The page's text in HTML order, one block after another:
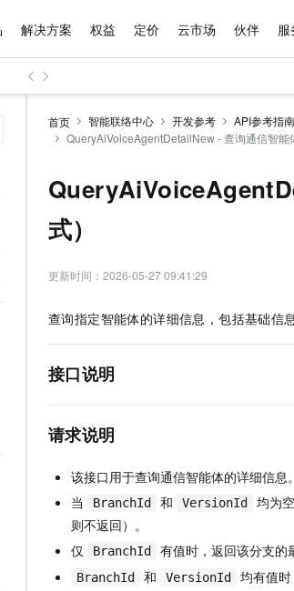
解决方案 权益 定价 云市场 伙伴 服
首页 智能联络中心 开发参考 API参考指南
QueryAiVoiceAgentDetailNew - 查询通信智能
式）
更新时间： 2026-05-27 09:41:29
查询指定智能体的详细信息，包括基础信
接口说明
请求说明
该接口用于查询通信智能体的详细信息。
当
BranchId 和 VersionId
均为
则不返回）。
仅
BranchId 有值时，返回该分支的
BranchId 和 VersionId
均有值时
千问AI平台
大模型
文本生成
Qwen3.8-Max HOT
大模型服务
千问AI平台-Token Plan
个人版上线、团队版降价；千问3.8-Max首发发尝鲜
千问AI平台-模型体验
AI
丰富
大模
精选产品
大模型服务平台百炼 大模型
千问大模型 大模型
多元化、高性能、安全可靠的大模型服务
随时随地安全接入的云上超级电脑
云解析DNS
覆盖公网/内网、递归/权威、移动APP等全场景解析服务
云原生大数据计算服务 MaxCompute
面向分析的企业级SaaS模式云数据仓库
域名
对象
Qoder
精选解决方案
千问办公，解锁你的工作新方式 NEW
Agency Agents：拥有专属领域专家
快速拥有专属 OpenClaw
让AI从“聊天伙伴”进化为能干活的“数字员工”
睿译
安装
普惠上云
普惠上云 官方力荐
官方推荐返现计划
推荐新用户得奖励，单订单最高返9万
高校专属算力普惠，学生认证享300元代金券
免费试用
解决方案免费试用 新老同享
最高领取价值200元试用点，立即开启云上创新
1亿+ 大模型 tokens 和 30+ 款产品免费体验
140+云产品 免费试用
产品新客免费试用，最长12个月
大模型ACA认证体验
助力企业全员 AI 认知与能力提升
AI
智启
阿里
千问
你的
产品定价
了解云产品的定价详情
云上成本管理
管理和优化成本
价
自助
价
精选商城
网站建设
Salesforce 国际版订阅
友盟天域
观测云
电子合同
Tableau 订阅
AI空中课堂在线直播课堂（旗舰版）
生态解决方案
行业生态解决方案
数
数据
CRM
财税
成为销售伙伴
分销伙伴
销售伙伴合作计划
Consulting Partner 合作计划
成
产品
售前咨询
在线服务
售后服务
自助服务
短信专区
企
企业
创新
为什么选择阿里云
什么是云计算
安全合规
分析师报告
云开发大赛
最
云上